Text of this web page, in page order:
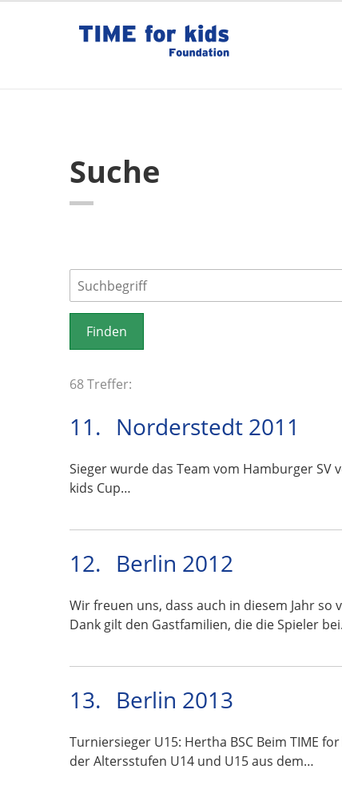
Suche
68 Treffer:
11. Norderstedt 2011
Sieger wurde das Team vom Hamburger SV
kids Cup…
12. Berlin 2012
Wir freuen uns, dass auch in diesem Jahr
Dank gilt den Gastfamilien, die die Spieler
13. Berlin 2013
Turniersieger U15: Hertha BSC Beim TIME
der Altersstufen U14 und U15 aus dem…